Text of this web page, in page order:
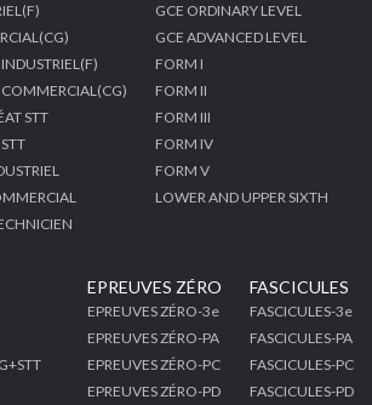
COMMERCIAL(CG)
STT
GCE ORDINARY LEVEL
GCE ADVANCED LEVEL
FORM I
FORM II
FORM III
FORM IV
FORM V
LOWER AND UPPER SIXTH
EPREUVES ZÉRO
EPREUVES ZÉRO-3e
EPREUVES ZÉRO-PA
EPREUVES ZÉRO-PC
EPREUVES ZÉRO-PD
FASCICULES
FASCICULES-3e
FASCICULES-PA
FASCICULES-PC
FASCICULES-PD